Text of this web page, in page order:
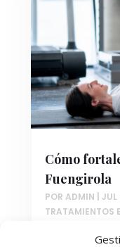
Cómo
Fuengirola
POR ADMIN
TRATAMIENTOS